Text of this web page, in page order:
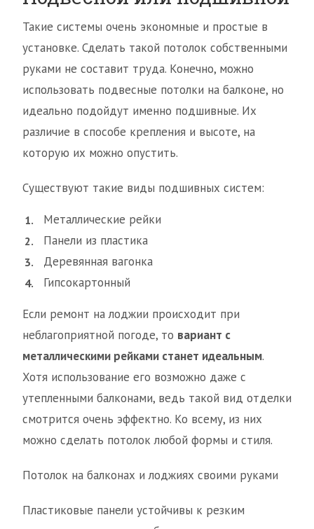
Такие системы очень экономные и простые в
установке. Сделать такой потолок собственными
руками не составит труда. Конечно, можно
использовать подвесные потолки на балконе, но
идеально подойдут именно подшивные. Их
различие в способе крепления и высоте, на
которую их можно опустить.
Существуют такие виды подшивных систем:
Металлические рейки
Панели из пластика
Деревянная вагонка
Гипсокартонный
Если ремонт на лоджии происходит при
неблагоприятной погоде, то вариант с
металлическими рейками станет идеальным.
Хотя использование его возможно даже с
утепленными балконами, ведь такой вид отделки
смотрится очень эффектно. Ко всему, из них
можно сделать потолок любой формы и стиля.
Потолок на балконах и лоджиях своими руками
Пластиковые панели устойчивы к резким